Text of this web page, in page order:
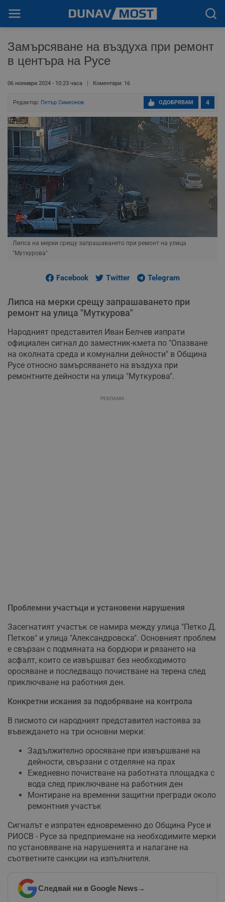
Замърсяване на въздуха при ремонт
в центъра на Русе
06 ноември 2024 - 10:23 часа Коментари: 16
Редактор: Петър Симеонов 4
ОДОБРЯВАМ
Липса на мерки срещу запрашаването при ремонт на улица
"Муткурова"
Facebook Twitter Telegram
Липса на мерки срещу запрашаването при
ремонт на улица "Муткурова"
Народният представител Иван Белчев изпрати
официален сигнал до заместник-кмета по "Опазване
на околната среда и комунални дейности" в Община
Русе относно замърсяването на въздуха при
ремонтните дейности на улица "Муткурова".
РЕКЛАМА
Проблемни участъци и установени нарушения
Засегнатият участък се намира между улица "Петко Д.
Петков" и улица "Александровска". Основният проблем
е свързан с подмяната на бордюри и рязането на
асфалт, които се извършват без необходимото
оросяване и последващо почистване на терена след
приключване на работния ден.
Конкретни искания за подобряване на контрола
В писмото си народният представител настоява за
въвеждането на три основни мерки:
Задължително оросяване при извършване на
дейности, свързани с отделяне на прах
Ежедневно почистване на работната площадка с
вода след приключване на работния ден
Монтиране на временни защитни прегради около
ремонтния участък
Сигналът е изпратен едновременно до Община Русе и
РИОСВ - Русе за предприемане на необходимите мерки
по установяване на нарушенията и налагане на
съответните санкции на изпълнителя.
Следвай ни в Google News→